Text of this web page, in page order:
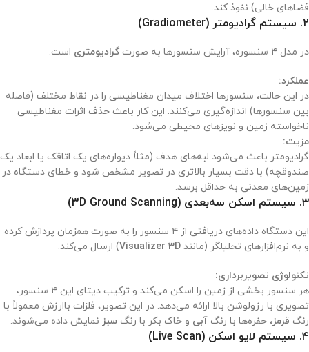
فضاهای خالی) نفوذ کند.
۲. سیستم گرادیومتر (Gradiometer)
در مدل ۴ سنسوره، آرایش سنسورها به صورت گرادیومتری است.
عملکرد:
در این حالت، سنسورها اختلاف میدان مغناطیسی را در نقاط مختلف (فاصله
بین سنسورها) اندازه‌گیری می‌کنند. این کار باعث حذف اثرات مغناطیسی
ناخواسته زمین و نویزهای محیطی می‌شود.
مزیت:
گرادیومتر باعث می‌شود لبه‌های هدف (مثلاً دیواره‌های یک اتاقک یا ابعاد یک
صندوقچه) با دقت بسیار بالاتری در تصویر مشخص شود و خطای دستگاه در
زمین‌های معدنی به حداقل برسد.
۳. سیستم اسکن سه‌بعدی (3D Ground Scanning)
این دستگاه داده‌های دریافتی از ۴ سنسور را به صورت همزمان پردازش کرده
و به نرم‌افزارهای تحلیلگر (مانند Visualizer 3D) ارسال می‌کند.
تکنولوژی تصویربرداری:
هر سنسور بخشی از زمین را اسکن می‌کند و ترکیب دیتای این ۴ سنسور،
تصویری با رزولوشن بالا ارائه می‌دهد. در این تصویر، فلزات باارزش معمولاً با
رنگ قرمز، حفره‌ها با رنگ آبی و خاک بکر با رنگ سبز نمایش داده می‌شوند.
۴. سیستم لایو اسکن (Live Scan)